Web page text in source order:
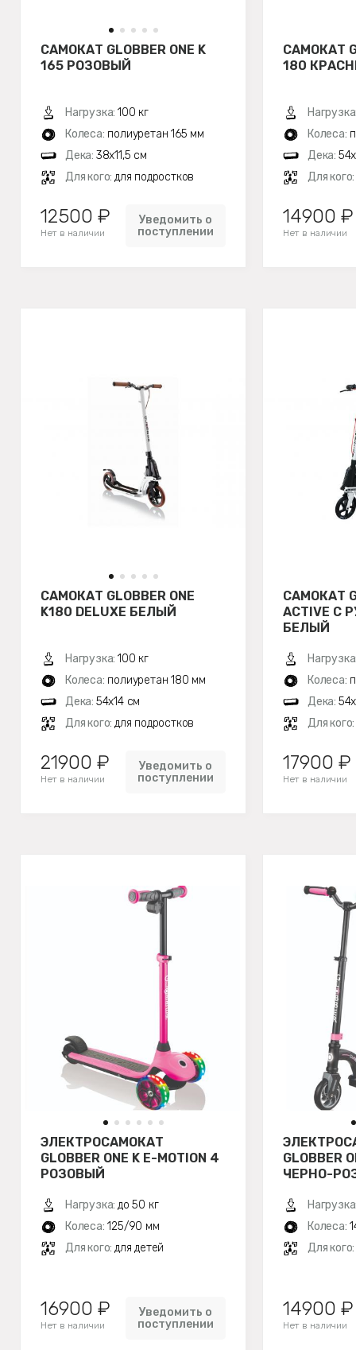
САМОКАТ GLOBBER ONE K
165 РОЗОВЫЙ
Нагрузка: 100 кг
Колеса: полиуретан 165 мм
Дека: 38x11,5 см
Для кого: для подростков
12500 ₽
Нет в наличии
Уведомить о
поступлении
САМОКАТ
180
Колеса:
Дека:
Для кого:
14900 ₽
Нет в наличии
САМОКАТ GLOBBER ONE
K180 DELUXE БЕЛЫЙ
Нагрузка: 100 кг
Колеса: полиуретан 180 мм
Дека: 54x14 см
Для кого: для подростков
21900 ₽
Нет в наличии
Уведомить о
поступлении
САМОКАТ
ACTIVE С
БЕЛЫЙ
Колеса:
Дека:
Для кого:
17900 ₽
Нет в наличии
ЭЛЕКТРОСАМОКАТ
GLOBBER ONE K E-MOTION 4
РОЗОВЫЙ
Нагрузка: до 50 кг
Колеса: 125/90 мм
Для кого: для детей
16900 ₽
Нет в наличии
Уведомить о
поступлении
GLOBBER
ЧЕРНО-
Колеса:
Для кого:
14900 ₽
Нет в наличии